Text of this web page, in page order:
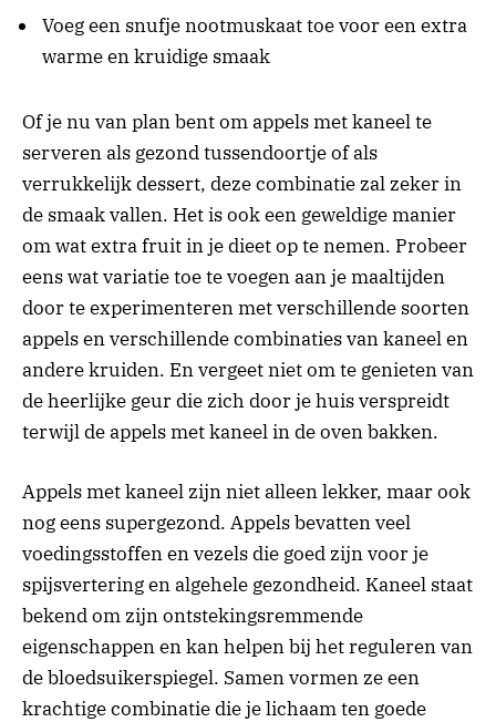
Voeg een snufje nootmuskaat toe voor een extra
warme en kruidige smaak
Of je nu van plan bent om appels met kaneel te
serveren als gezond tussendoortje of als
verrukkelijk dessert, deze combinatie zal zeker in
de smaak vallen. Het is ook een geweldige manier
om wat extra fruit in je dieet op te nemen. Probeer
eens wat variatie toe te voegen aan je maaltijden
door te experimenteren met verschillende soorten
appels en verschillende combinaties van kaneel en
andere kruiden. En vergeet niet om te genieten van
de heerlijke geur die zich door je huis verspreidt
terwijl de appels met kaneel in de oven bakken.
Appels met kaneel zijn niet alleen lekker, maar ook
nog eens supergezond. Appels bevatten veel
voedingsstoffen en vezels die goed zijn voor je
spijsvertering en algehele gezondheid. Kaneel staat
bekend om zijn ontstekingsremmende
eigenschappen en kan helpen bij het reguleren van
de bloedsuikerspiegel. Samen vormen ze een
krachtige combinatie die je lichaam ten goede